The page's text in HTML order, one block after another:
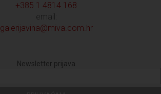
+385 1 4814 168
email:
galerijavina@miva.com.hr
Newsletter prijava